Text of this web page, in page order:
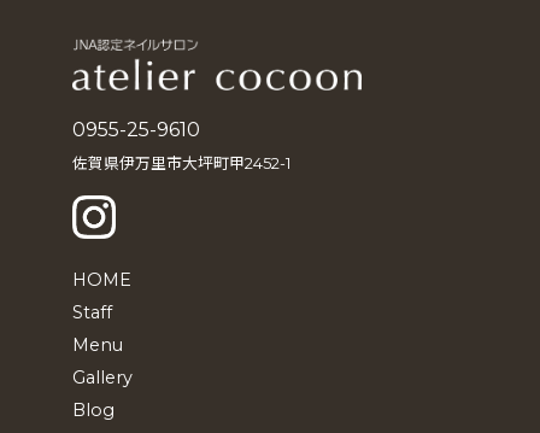
0955-25-9610
佐賀県伊万里市大坪町甲2452-1
HOME
Staff
Menu
Gallery
Blog